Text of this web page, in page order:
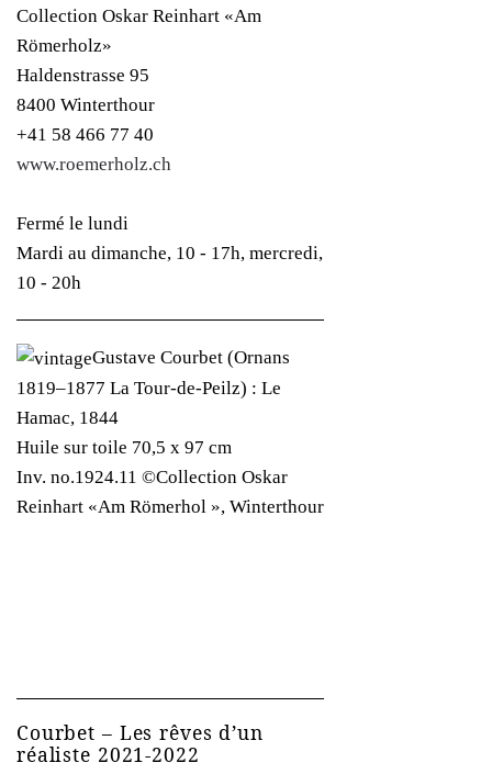
Collection Oskar Reinhart «Am
Römerholz»
Haldenstrasse 95
8400 Winterthour
+41 58 466 77 40
www.roemerholz.ch
Fermé le lundi
Mardi au dimanche, 10 - 17h, mercredi,
10 - 20h
Gustave Courbet (Ornans
1819–1877 La Tour-de-Peilz) : Le
Hamac, 1844
Huile sur toile 70,5 x 97 cm
Inv. no.1924.11 ©Collection Oskar
Reinhart «Am Römerhol », Winterthour
Courbet – Les rêves d’un
réaliste 2021-2022